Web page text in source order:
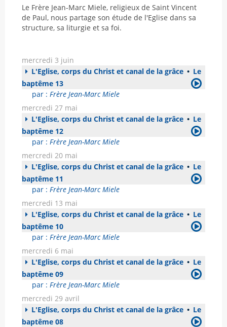
Le Frère Jean-Marc Miele, religieux de Saint Vincent
de Paul, nous partage son étude de l'Eglise dans sa
structure, sa liturgie et sa foi.
mercredi 3 juin
L'Eglise, corps du Christ et canal de la grâce • Le
baptême 13
par : Frère Jean-Marc Miele
mercredi 27 mai
L'Eglise, corps du Christ et canal de la grâce • Le
baptême 12
par : Frère Jean-Marc Miele
mercredi 20 mai
L'Eglise, corps du Christ et canal de la grâce • Le
baptême 11
par : Frère Jean-Marc Miele
mercredi 13 mai
L'Eglise, corps du Christ et canal de la grâce • Le
baptême 10
par : Frère Jean-Marc Miele
mercredi 6 mai
L'Eglise, corps du Christ et canal de la grâce • Le
baptême 09
par : Frère Jean-Marc Miele
mercredi 29 avril
L'Eglise, corps du Christ et canal de la grâce • Le
baptême 08